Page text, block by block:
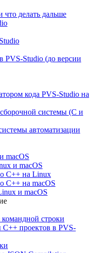
делать дальше
PVS-Studio (до версии
кода PVS-Studio на
системы (C и
автоматизации
macOS
и macOS
C++ на Linux
C++ на macOS
и macOS
командной строки
проектов в PVS-